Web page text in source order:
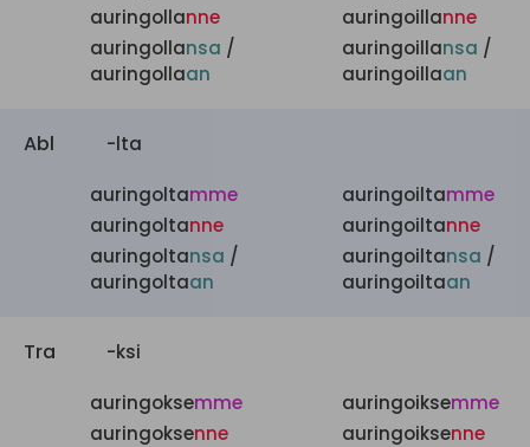
auringollanne
auringollansa /
auringollaan
auringoillanne
auringoillansa /
auringoillaan
Abl -lta
auringoltamme
auringoltanne
auringoltansa /
auringoltaan
auringoiltamme
auringoiltanne
auringoiltansa /
auringoiltaan
Tra -ksi
auringoksemme
auringoksenne
auringoiksemme
auringoiksenne